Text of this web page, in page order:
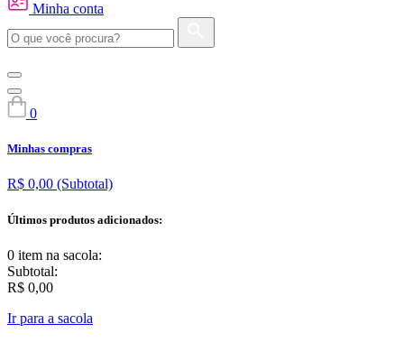
Minha conta
0
Minhas compras
R$ 0,00 (Subtotal)
Últimos produtos adicionados:
0 item na sacola:
Subtotal:
R$ 0,00
Ir para a sacola